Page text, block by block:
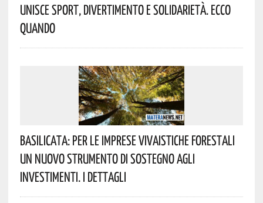
Unisce Sport, Divertimento E Solidarietà. Ecco
Quando
Basilicata: Per Le Imprese Vivaistiche Forestali
Un Nuovo Strumento Di Sostegno Agli
Investimenti. I Dettagli